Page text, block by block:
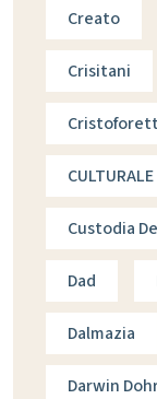
Creato
Crisitani
CULTURALE
Custodia
Dad
Dalmazia
Darwin